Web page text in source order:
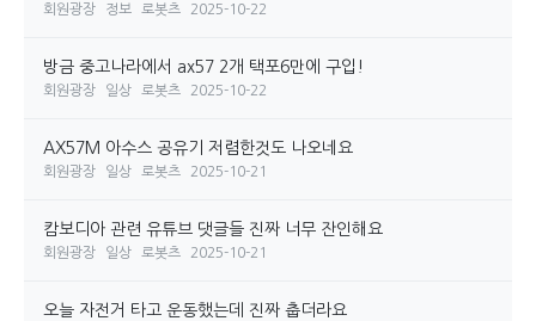
회원광장 정보 로봇츠 2025-10-22
방금 중고나라에서 ax57 2개 택포6만에 구입!
회원광장 일상 로봇츠 2025-10-22
AX57M 아수스 공유기 저렴한것도 나오네요
회원광장 일상 로봇츠 2025-10-21
캄보디아 관련 유튜브 댓글들 진짜 너무 잔인해요
회원광장 일상 로봇츠 2025-10-21
오늘 자전거 타고 운동했는데 진짜 춥더라요